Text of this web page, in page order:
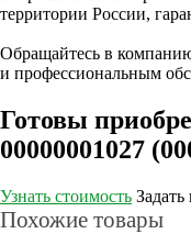
территории России,
Обращайтесь в
и профессиональным
Готовы
00000001027
Узнать стоимость
Похожие товары